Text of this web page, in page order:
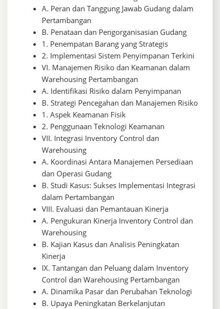
A. Peran dan Tanggung Jawab Gudang dalam
Pertambangan
B. Penataan dan Pengorganisasian Gudang
1. Penempatan Barang yang Strategis
2. Implementasi Sistem Penyimpanan Terkini
VI. Manajemen Risiko dan Keamanan dalam
Warehousing Pertambangan
A. Identifikasi Risiko dalam Penyimpanan
B. Strategi Pencegahan dan Manajemen Risiko
1. Aspek Keamanan Fisik
2. Penggunaan Teknologi Keamanan
VII. Integrasi Inventory Control dan
Warehousing
A. Koordinasi Antara Manajemen Persediaan
dan Operasi Gudang
B. Studi Kasus: Sukses Implementasi Integrasi
dalam Pertambangan
VIII. Evaluasi dan Pemantauan Kinerja
A. Pengukuran Kinerja Inventory Control dan
Warehousing
B. Kajian Kasus dan Analisis Peningkatan
Kinerja
IX. Tantangan dan Peluang dalam Inventory
Control dan Warehousing Pertambangan
A. Dinamika Pasar dan Perubahan Teknologi
B. Upaya Peningkatan Berkelanjutan